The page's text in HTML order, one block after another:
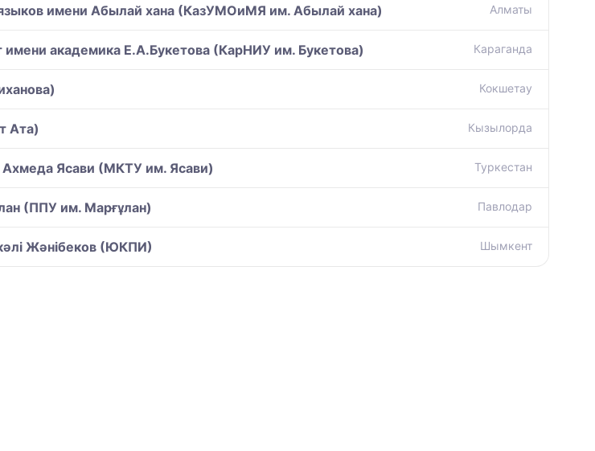
имени Абылай хана (КазУМОиМЯ им. Абылай хана) Алматы
имени академика Е.А.Букетова (КарНИУ им. Букетова) Караганда
Кокшетау
Ата) Кызылорда
Ясави (МКТУ им. Ясави) Туркестан
(ППУ им. Марғұлан) Павлодар
Жәнібеков (ЮКПИ) Шымкент